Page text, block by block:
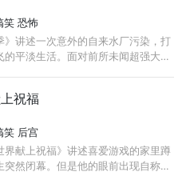
笑 恐怖
》讲述一次意外的自来水厂污染，打
平淡生活。面对前所未闻超强大尸
祝福
笑 后宫
界献上祝福》讲述喜爱游戏的家里蹲
突然闭幕。但是他的眼前出现自称女